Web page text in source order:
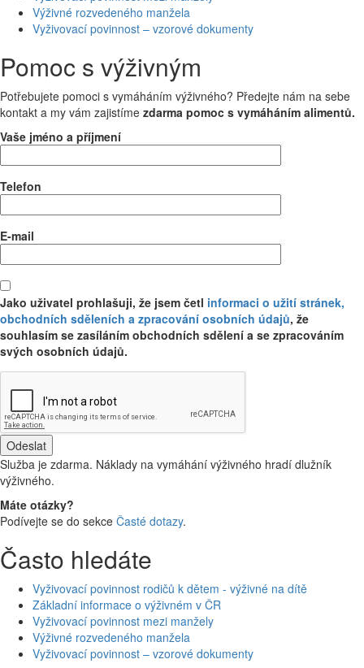
Výživné rozvedeného manžela
Vyživovací povinnost – vzorové dokumenty
Pomoc s výživným
Potřebujete pomoci s vymáháním výživného? Předejte nám na sebe
kontakt a my vám zajistíme zdarma pomoc s vymáháním alimentů.
Vaše jméno a příjmení
Telefon
E-mail
Jako uživatel prohlašuji, že jsem četl informaci o užití stránek,
obchodních sděleních a zpracování osobních údajů, že
souhlasím se zasíláním obchodních sdělení a se zpracováním
svých osobních údajů.
Služba je zdarma. Náklady na vymáhání výživného hradí dlužník
výživného.
Máte otázky?
Podívejte se do sekce Časté dotazy.
Často hledáte
Vyživovací povinnost rodičů k dětem - výživné na dítě
Základní informace o výživném v ČR
Vyživovací povinnost mezi manžely
Výživné rozvedeného manžela
Vyživovací povinnost – vzorové dokumenty